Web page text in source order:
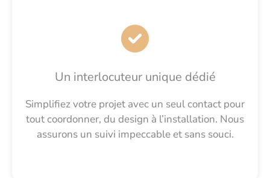
Un interlocuteur unique dédié
Simplifiez votre projet avec un seul contact pour
tout coordonner, du design à l’installation. Nous
assurons un suivi impeccable et sans souci.